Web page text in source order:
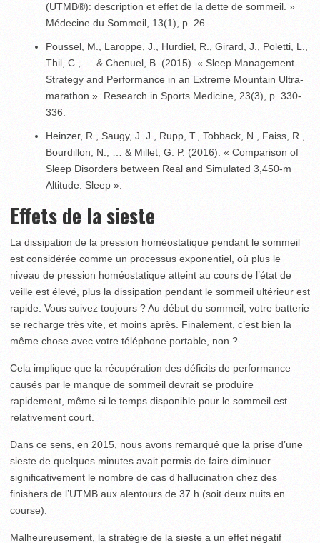
(UTMB®): description et effet de la dette de sommeil. »
Médecine du Sommeil, 13(1), p. 26
Poussel, M., Laroppe, J., Hurdiel, R., Girard, J., Poletti, L.,
Thil, C., … & Chenuel, B. (2015). « Sleep Management
Strategy and Performance in an Extreme Mountain Ultra-
marathon ». Research in Sports Medicine, 23(3), p. 330-
336.
Heinzer, R., Saugy, J. J., Rupp, T., Tobback, N., Faiss, R.,
Bourdillon, N., … & Millet, G. P. (2016). « Comparison of
Sleep Disorders between Real and Simulated 3,450-m
Altitude. Sleep ».
Effets de la sieste
La dissipation de la pression homéostatique pendant le sommeil
est considérée comme un processus exponentiel, où plus le
niveau de pression homéostatique atteint au cours de l’état de
veille est élevé, plus la dissipation pendant le sommeil ultérieur est
rapide. Vous suivez toujours ? Au début du sommeil, votre batterie
se recharge très vite, et moins après. Finalement, c’est bien la
même chose avec votre téléphone portable, non ?
Cela implique que la récupération des déficits de performance
causés par le manque de sommeil devrait se produire
rapidement, même si le temps disponible pour le sommeil est
relativement court.
Dans ce sens, en 2015, nous avons remarqué que la prise d’une
sieste de quelques minutes avait permis de faire diminuer
significativement le nombre de cas d’hallucination chez des
finishers de l’UTMB aux alentours de 37 h (soit deux nuits en
course).
Malheureusement, la stratégie de la sieste a un effet négatif